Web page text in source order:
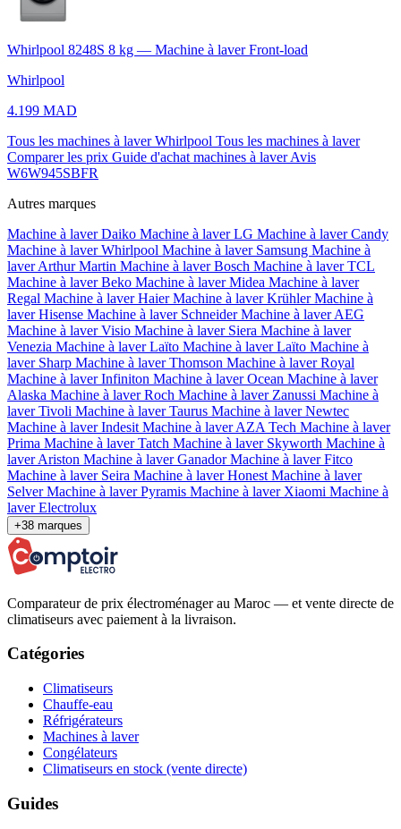
Whirlpool 8248S 8 kg — Machine à laver Front-load
Whirlpool
4.199 MAD
Tous les machines à laver Whirlpool Tous les machines à laver
Comparer les prix Guide d'achat machines à laverAvis
W6W945SBFR
Autres marques
Machine à laver Daiko Machine à laver LG Machine à laver Candy
Machine à laver Whirlpool Machine à laver Samsung Machine à
laver Arthur Martin Machine à laver Bosch Machine à laver TCL
Machine à laver Beko Machine à laver Midea Machine à laver
Regal Machine à laver HaierMachine à laver KrühlerMachine à
laver Hisense Machine à laver SchneiderMachine à laver AEG
Machine à laver Visio Machine à laver Siera Machine à laver
Venezia Machine à laver Laïto Machine à laver Laïto Machine à
laver Sharp Machine à laver Thomson Machine à laver Royal
Machine à laver Infiniton Machine à laver Ocean Machine à laver
Alaska Machine à laver Roch Machine à laver Zanussi Machine à
laver Tivoli Machine à laver Taurus Machine à laver Newtec
Machine à laver Indesit Machine à laver AZA Tech Machine à laver
Prima Machine à laver Tatch Machine à laver Skyworth Machine à
laver Ariston Machine à laver GanadorMachine à laver Fitco
Machine à laver Seira Machine à laver Honest Machine à laver
SelverMachine à laver Pyramis Machine à laver Xiaomi Machine à
laver Electrolux
+38 marques
Comparateur de prix électroménager au Maroc — et vente directe de
climatiseurs avec paiement à la livraison.
Catégories
Climatiseurs
Chauffe-eau
Réfrigérateurs
Machines à laver
Congélateurs
Climatiseurs en stock (vente directe)
Guides